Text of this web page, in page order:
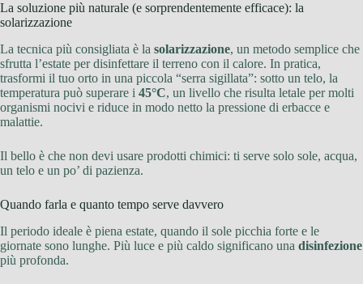
La soluzione più naturale (e sorprendentemente efficace): la
solarizzazione
La tecnica più consigliata è la solarizzazione, un metodo semplice che
sfrutta l’estate per disinfettare il terreno con il calore. In pratica,
trasformi il tuo orto in una piccola “serra sigillata”: sotto un telo, la
temperatura può superare i 45°C, un livello che risulta letale per molti
organismi nocivi e riduce in modo netto la pressione di erbacce e
malattie.
Il bello è che non devi usare prodotti chimici: ti serve solo sole, acqua,
un telo e un po’ di pazienza.
Quando farla e quanto tempo serve davvero
Il periodo ideale è piena estate, quando il sole picchia forte e le
giornate sono lunghe. Più luce e più caldo significano una disinfezione
più profonda.